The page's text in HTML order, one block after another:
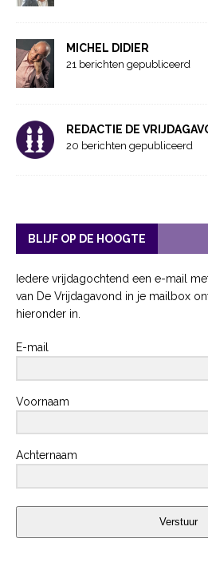
MICHEL DIDIER
21 berichten gepubliceerd
REDACTIE DE
20 berichten gepubliceerd
BLIJF OP DE HOOGTE
Iedere vrijdagochtend een e-mail
van De Vrijdagavond in je mailbox
hieronder in.
E-mail
Voornaam
Achternaam
Verstuur